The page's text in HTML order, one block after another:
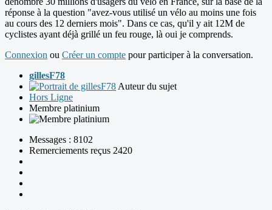
réponse à la question "avez-vous utilisé un vélo au moins une fois
au cours des 12 derniers mois". Dans ce cas, qu'il y ait 12M de
cyclistes ayant déjà grillé un feu rouge, là oui je comprends.
Connexion ou Créer un compte pour participer à la conversation.
gillesF78
Auteur du sujet
Hors Ligne
Membre platinium
Messages : 8102
Remerciements reçus 2420